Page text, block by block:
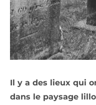
Il y a des lieux qui
dans le paysage